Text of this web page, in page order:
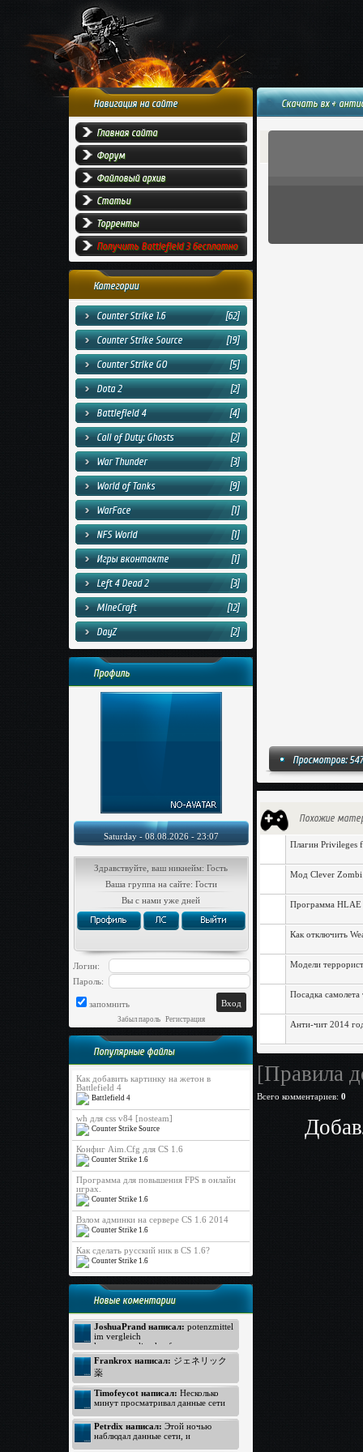
Навигация на сайте
Главная сайта
Форум
Файловый архив
Статьи
Торренты
Получить Battlefield 3 бесплатно
Категории
Counter Strike 1.6
[62]
Counter Strike Source
[19]
Counter Strike GO
[5]
Dota 2
[2]
Battlefield 4
[4]
Call of Duty: Ghosts
[2]
War Thunder
[3]
World of Tanks
[9]
WarFace
[1]
NFS World
[1]
Игры вконтакте
[1]
Left 4 Dead 2
[3]
MineCraft
[12]
DayZ
[2]
Профиль
Saturday - 08.08.2026 - 23:07
Здравствуйте, ваш никнейм: Гость
Ваша группа на сайте: Гости
Вы с нами уже дней
Логин:
Пароль:
запомнить
Забыл пароль| Регистрация
Популярные файлы
Как добавить картинку на жетон в
Battlefield 4
Battlefield 4
wh для css v84 [nosteam]
Counter Strike Source
Конфиг Aim.Cfg для CS 1.6
Counter Strike 1.6
Программа для повышения FPS в онлайн
играх.
Counter Strike 1.6
Взлом админки на сервере CS 1.6 2014
Counter Strike 1.6
Как сделать русский ник в CS 1.6?
Counter Strike 1.6
Новые коментарии
JoshuaPrand написал: potenzmittel
im vergleich
kamagra online kaufen
Viagra Generica ohne Rezept
https://www.rezeptfrei-viagra.com -
pde hemmer
generika apotheke
Kamagra ohne Rezept
Frankrox написал: ジェネリック
薬
ジェネリック バイアグラ
バイアグラ 価格
http://www.kokun.net/offers/orlistat -
オルリスタット
ジェネリック
ジェネリック
Timofeycot написал: Несколько
минут просматривал данные сети
удивлению открыл прелестный
вебсайт. Посмотрите: http://lmp-
174.biz - лмп174 . Для меня
Petrdix написал: Этой ночью
наблюдал данные сети, и
Скачать вх +
Просмотров:
Похожие
Плагин Privileges
Мод Clever
Программа HLAE
Как отключить
Модели
Посадка
Анти-чит 2014
[Правила
Всего комментариев: 0